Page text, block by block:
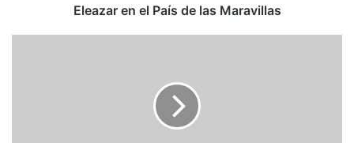
Eleazar en el País de las Maravillas